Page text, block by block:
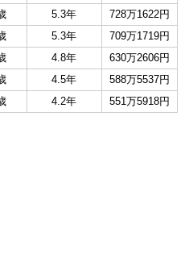
5.3年
728万1622円
5.3年
709万1719円
4.8年
630万2606円
4.5年
588万5537円
4.2年 551万5918円